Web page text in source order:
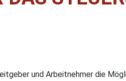
und Arbeitnehmer die